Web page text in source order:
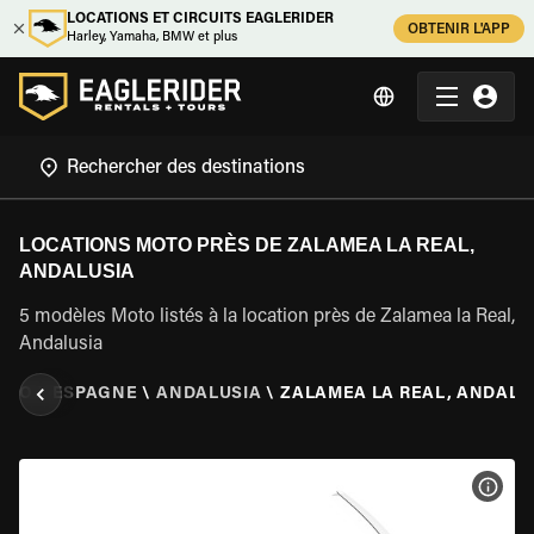
LOCATIONS ET CIRCUITS EAGLERIDER
Harley, Yamaha, BMW et plus
OBTENIR L'APP
LOCATIONS MOTO PRÈS DE ZALAMEA LA REAL,
ANDALUSIA
5 modèles Moto listés à la location près de Zalamea la Real,
Andalusia
\ ESPAGNE \ ANDALUSIA \ ZALAMEA LA REAL,